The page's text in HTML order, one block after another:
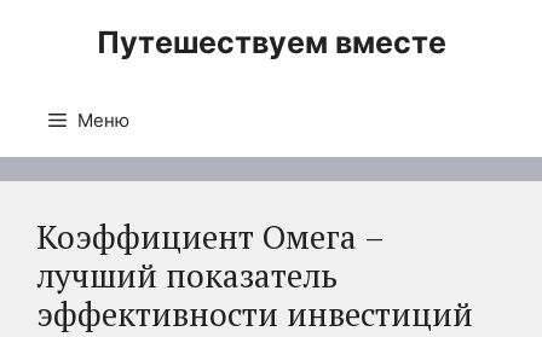
Путешествуем вместе
Меню
Коэффициент Омега –
лучший показатель
эффективности инвестиций